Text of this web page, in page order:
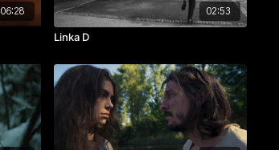
06:28 02:53
Linka D